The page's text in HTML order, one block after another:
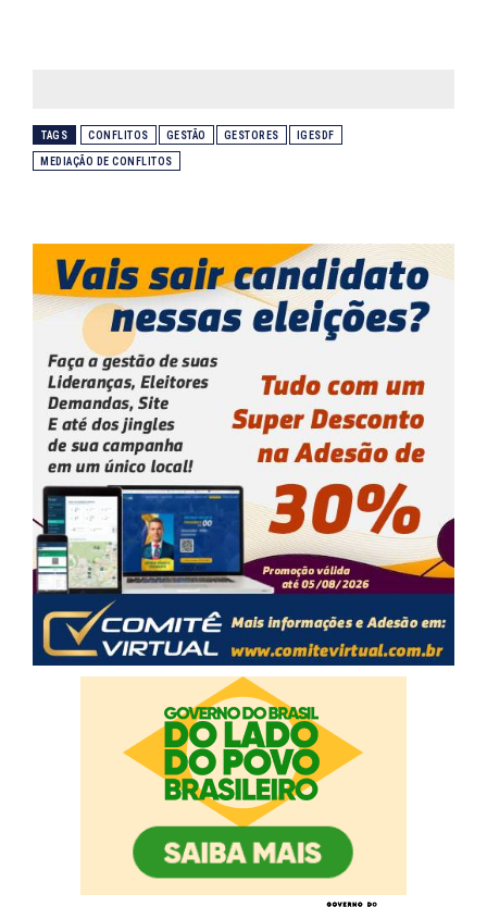
TAGS CONFLITOS GESTÃO GESTORES IGESDF
MEDIAÇÃO DE CONFLITOS